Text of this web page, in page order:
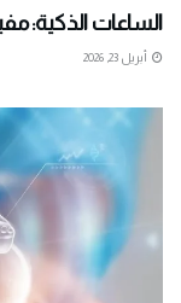
الساعات الذكية:
أبريل 23, 2026